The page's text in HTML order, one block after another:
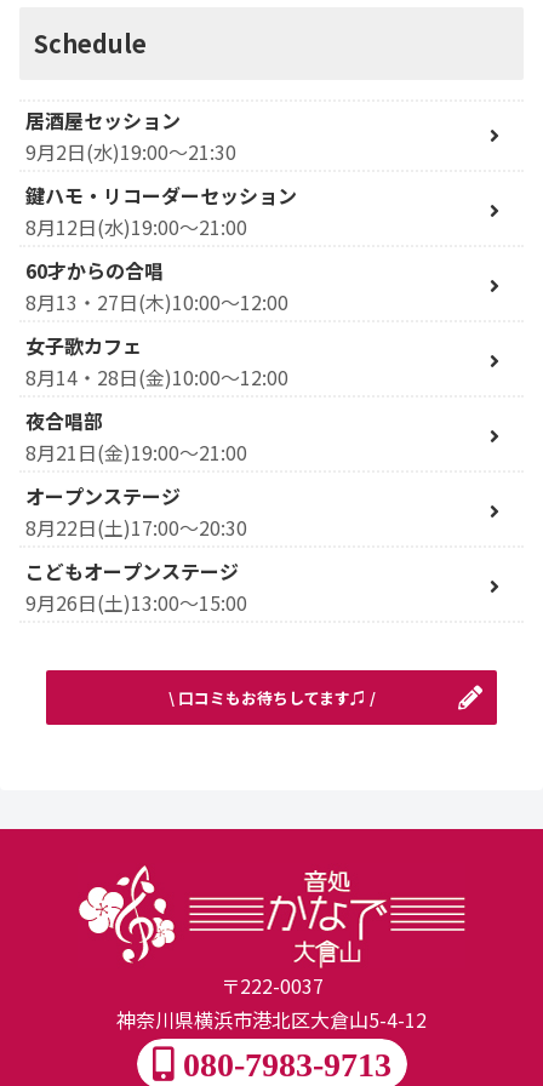
Schedule
居酒屋セッション
9月2日(水)19:00～21:30
鍵ハモ・リコーダーセッション
8月12日(水)19:00～21:00
60才からの合唱
8月13・27日(木)10:00～12:00
女子歌カフェ
8月14・28日(金)10:00～12:00
夜合唱部
8月21日(金)19:00～21:00
オープンステージ
8月22日(土)17:00～20:30
こどもオープンステージ
9月26日(土)13:00～15:00
\ 口コミもお待ちしてます♫ /
〒222-0037
神奈川県横浜市港北区大倉山5-4-12
080-7983-9713